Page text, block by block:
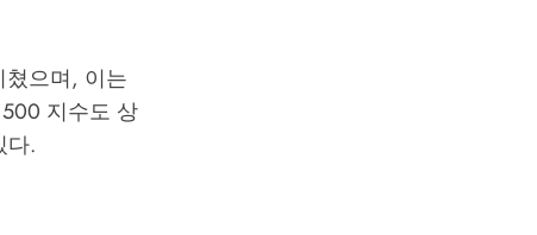
으며, 이는
지수도 상
다.